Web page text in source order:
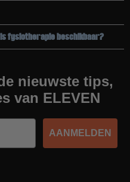
fysiotherapie beschikbaar?
nieuwste tips,
van ELEVEN
AANMELDEN